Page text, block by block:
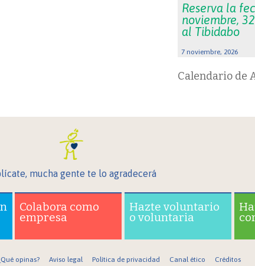
Reserva la
noviembre,
al Tibidabo
7 noviembre, 2026
Calendario de
mucha gente te lo agradecerá
Colabora como
empresa
Hazte voluntario
o voluntaria
opinas? Aviso legal Política de privacidad Canal ético Créditos